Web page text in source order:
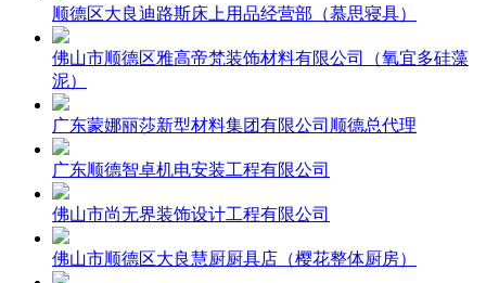
顺德区大良迪路斯床上用品经营部（慕思寝具）
佛山市顺德区雅高帝梵装饰材料有限公司（氧宜多硅藻
泥）
广东蒙娜丽莎新型材料集团有限公司顺德总代理
广东顺德智卓机电安装工程有限公司
佛山市尚无界装饰设计工程有限公司
佛山市顺德区大良慧厨厨具店（樱花整体厨房）